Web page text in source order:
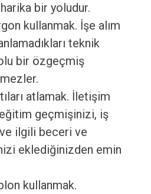
harika bir yoludur.
kullanmak. İşe alım
teknik
bir özgeçmiş
atlamak. İletişim
geçmişinizi, iş
ilgili beceri ve
eklediğinizden emin
kullanmak.